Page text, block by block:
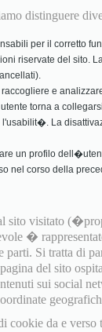
distinguere
per il corretto
riservate del sito.
e
torna a
La
un profilo
nel corso della
sito visitato
�
Si tratta di
del sito
sui social
cookie da e